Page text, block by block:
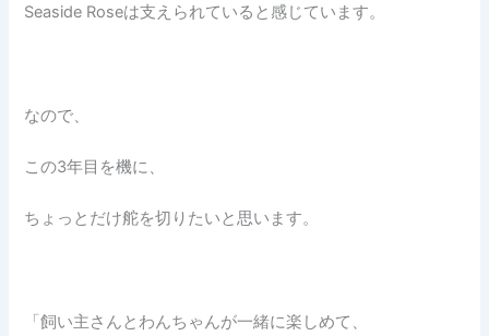
Seaside Roseは支えられていると感じています。
なので、
この3年目を機に、
ちょっとだけ舵を切りたいと思います。
「飼い主さんとわんちゃんが一緒に楽しめて、